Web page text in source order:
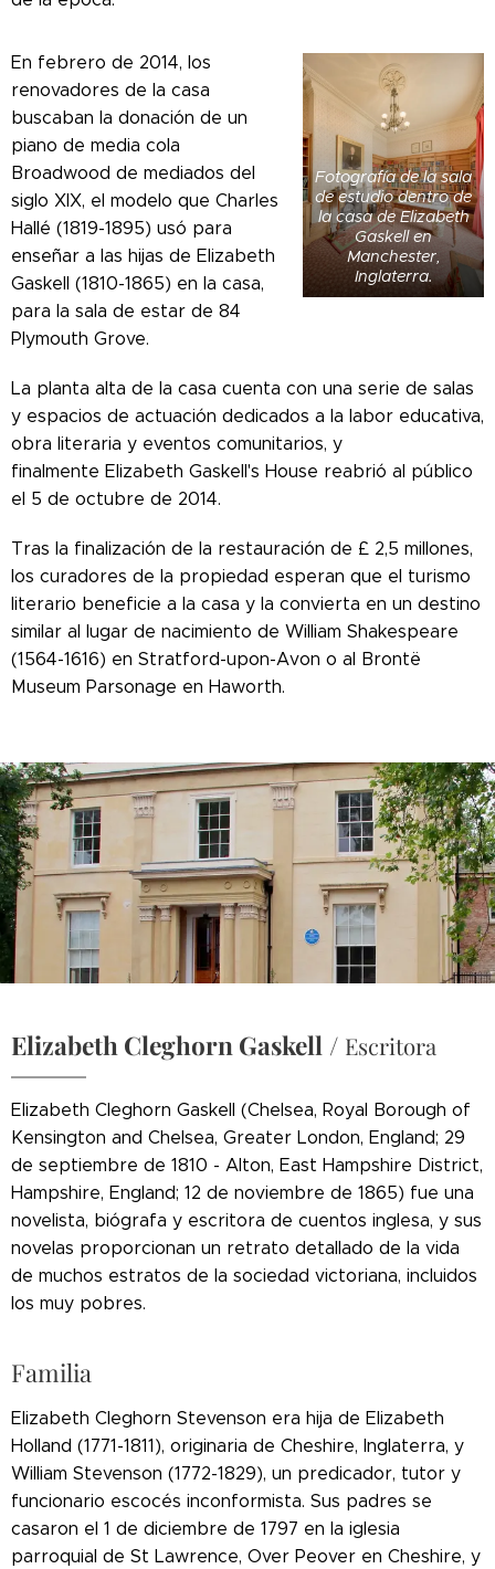
Fotografía de la sala
de estudio dentro de
la casa de Elizabeth
Gaskell en
Manchester,
Inglaterra.
En febrero de 2014, los
renovadores de la casa
buscaban la donación de un
piano de media cola
Broadwood de mediados del
siglo XIX, el modelo que Charles
Hallé (1819-1895) usó para
enseñar a las hijas de Elizabeth
Gaskell (1810-1865) en la casa,
para la sala de estar de 84
Plymouth Grove.
La planta alta de la casa cuenta con una serie de salas
y espacios de actuación dedicados a la labor educativa,
obra literaria y eventos comunitarios, y
finalmente Elizabeth Gaskell's House reabrió al público
el 5 de octubre de 2014.
Tras la finalización de la restauración de £ 2,5 millones,
los curadores de la propiedad esperan que el turismo
literario beneficie a la casa y la convierta en un destino
similar al lugar de nacimiento de William Shakespeare
(1564-1616) en Stratford-upon-Avon o al Brontë
Museum Parsonage en Haworth.
Elizabeth Cleghorn Gaskell / Escritora
Elizabeth Cleghorn Gaskell (Chelsea, Royal Borough of
Kensington and Chelsea, Greater London, England; 29
de septiembre de 1810 - Alton, East Hampshire District,
Hampshire, England; 12 de noviembre de 1865) fue una
novelista, biógrafa y escritora de cuentos inglesa, y sus
novelas proporcionan un retrato detallado de la vida
de muchos estratos de la sociedad victoriana, incluidos
los muy pobres.
Familia
Elizabeth Cleghorn Stevenson era hija de Elizabeth
Holland (1771-1811), originaria de Cheshire, Inglaterra, y
William Stevenson (1772-1829), un predicador, tutor y
funcionario escocés inconformista. Sus padres se
casaron el 1 de diciembre de 1797 en la iglesia
parroquial de St Lawrence, Over Peover en Cheshire, y